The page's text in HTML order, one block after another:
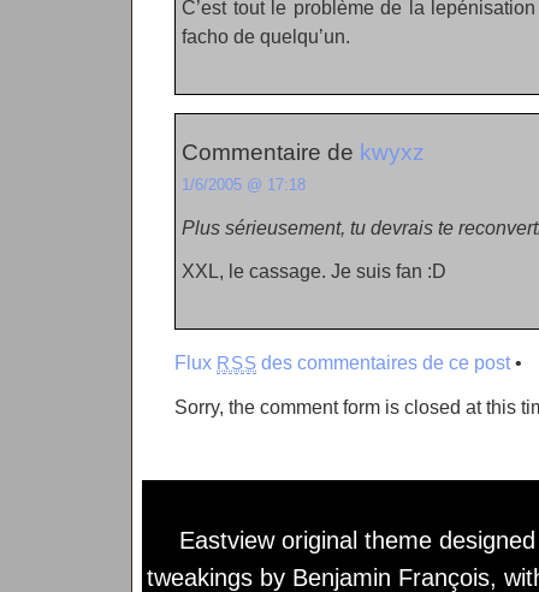
C’est tout le problème de la
facho de quelqu’un.
Commentaire de kwyxz
1/6/2005 @ 17:18
Plus sérieusement, tu devrais te
XXL, le cassage. Je suis fan :D
Flux RSS des commentaires de ce post•
Sorry, the comment form is closed at this
Eastview original theme
tweakings by Benjamin François,